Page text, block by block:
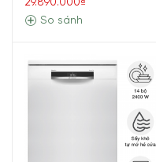
29.890.000₫
So sánh